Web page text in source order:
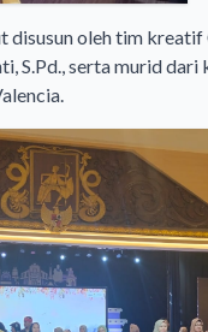
disusun oleh tim
S.Pd., serta murid